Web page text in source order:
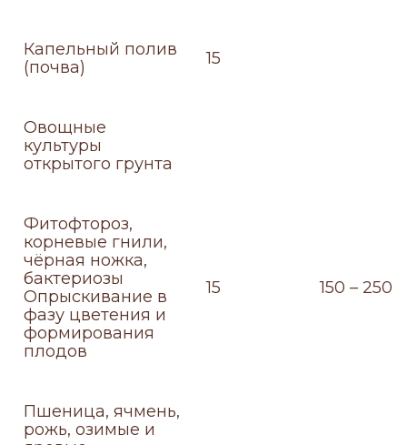
Капельный полив
(почва)
15
Овощные
культуры
открытого грунта
Фитофтороз,
корневые гнили,
чёрная ножка,
бактериозы
Опрыскивание в
фазу цветения и
формирования
плодов
15 150 – 250
Пшеница, ячмень,
рожь, озимые и